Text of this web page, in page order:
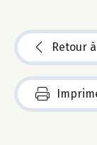
Retour